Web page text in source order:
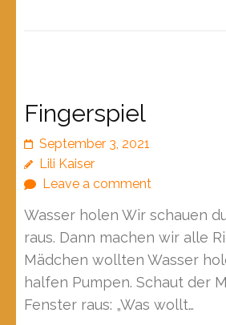
Fingerspiel
September 3, 2021
Lili Kaiser
Leave a comment
Wasser holen Wir schauen
raus. Dann machen wir alle
Mädchen wollten Wasser
halfen Pumpen. Schaut der
Fenster raus: „Was wollt…